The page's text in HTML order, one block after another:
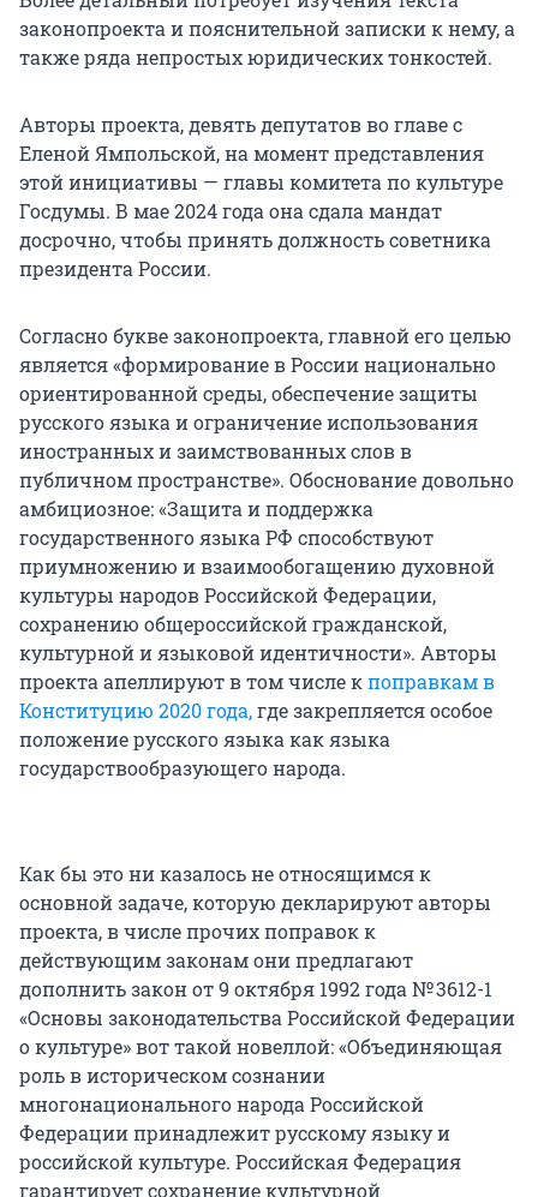
законопроекта и пояснительной записки к нему, а
также ряда непростых юридических тонкостей.
Авторы проекта, девять депутатов во главе с
Еленой Ямпольской, на момент представления
этой инициативы — главы комитета по культуре
Госдумы. В мае 2024 года она сдала мандат
досрочно, чтобы принять должность советника
президента России.
Согласно букве законопроекта, главной его целью
является «формирование в России национально
ориентированной среды, обеспечение защиты
русского языка и ограничение использования
иностранных и заимствованных слов в
публичном пространстве». Обоснование довольно
амбициозное: «Защита и поддержка
государственного языка РФ способствуют
приумножению и взаимообогащению духовной
культуры народов Российской Федерации,
сохранению общероссийской гражданской,
культурной и языковой идентичности». Авторы
проекта апеллируют в том числе кпоправкам в
Конституцию 2020 года,где закрепляется особое
положение русского языка как языка
государствообразующего народа.
Как бы это ни казалось не относящимся к
основной задаче, которую декларируют авторы
проекта, в числе прочих поправок к
действующим законам они предлагают
дополнить закон от 9 октября 1992 года № 3612-1
«Основы законодательства Российской Федерации
о культуре» вот такой новеллой: «Объединяющая
роль в историческом сознании
многонационального народа Российской
Федерации принадлежит русскому языку и
российской культуре. Российская Федерация
гарантирует сохранение культурной